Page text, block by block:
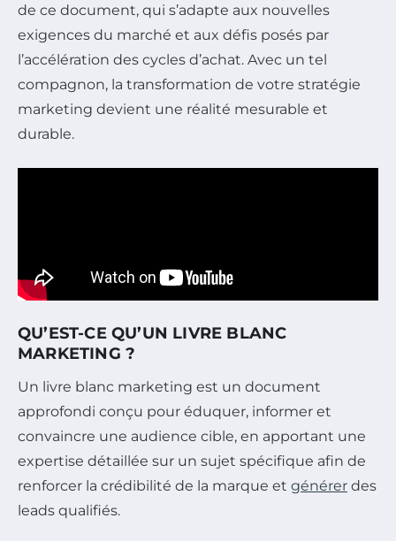
de ce document, qui s’adapte aux nouvelles
exigences du marché et aux défis posés par
l’accélération des cycles d’achat. Avec un tel
compagnon, la transformation de votre stratégie
marketing devient une réalité mesurable et
durable.
QU’EST-CE QU’UN LIVRE BLANC
MARKETING ?
Un livre blanc marketing est un document
approfondi conçu pour éduquer, informer et
convaincre une audience cible, en apportant une
expertise détaillée sur un sujet spécifique afin de
renforcer la crédibilité de la marque et générer des
leads qualifiés.